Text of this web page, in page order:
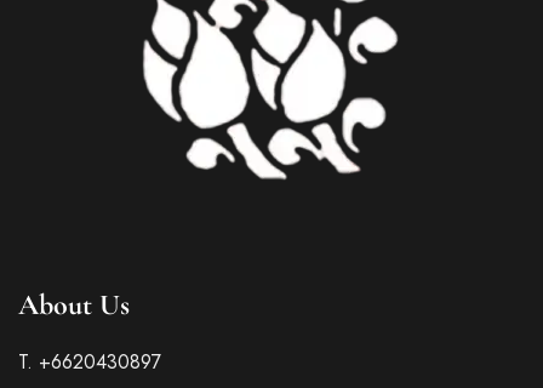
About Us
T. +6620430897